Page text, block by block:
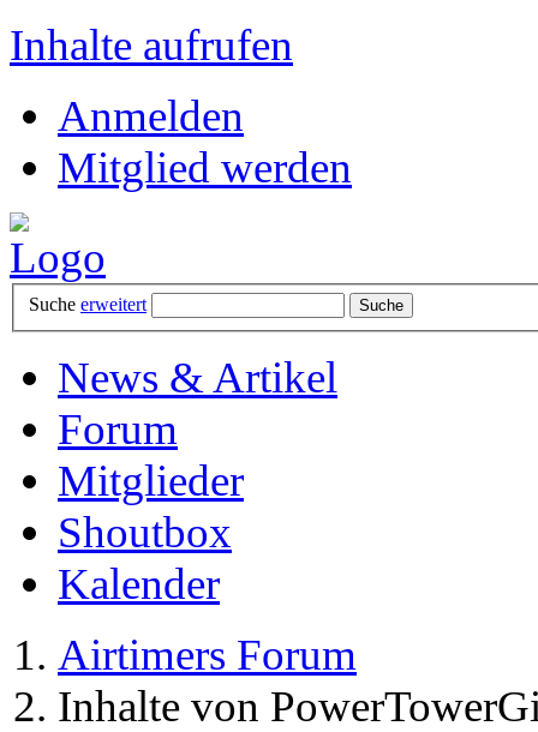
Inhalte aufrufen
Anmelden
Mitglied werden
Suche erweitert
News & Artikel
Forum
Mitglieder
Shoutbox
Kalender
Airtimers Forum
Inhalte von